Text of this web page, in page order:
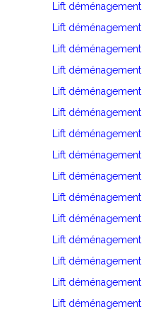
Lift déménagement
Lift
Lift déménagement
Lift
Lift
Lift
Lift déménagement
Lift déménagement
Lift déménagement
Lift déménagement
Lift
Lift déménagement
Lift déménagement
Lift
Lift déménagement